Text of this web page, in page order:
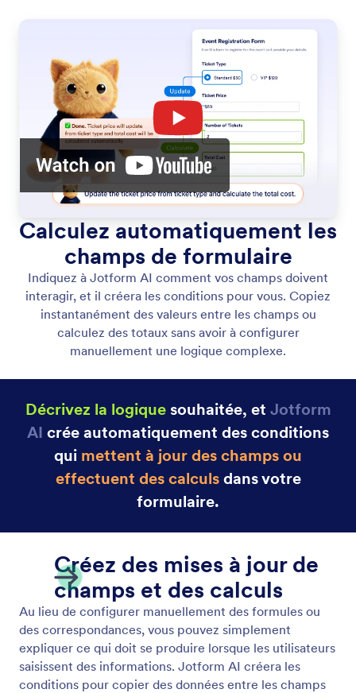
Calculez automatiquement les
champs de formulaire
Indiquez à Jotform AI comment vos champs doivent
interagir, et il créera les conditions pour vous. Copiez
instantanément des valeurs entre les champs ou
calculez des totaux sans avoir à configurer
manuellement une logique complexe.
Décrivez la logiquesouhaitée, et Jotform
AI crée automatiquement des conditions
qui mettent à jour des champs ou
effectuent des calculsdans votre
formulaire.
Créez des mises à jour de
champs et des calculs
Au lieu de configurer manuellement des formules ou
des correspondances, vous pouvez simplement
expliquer ce qui doit se produire lorsque les utilisateurs
saisissent des informations. Jotform AI créera les
conditions pour copier des données entre les champs